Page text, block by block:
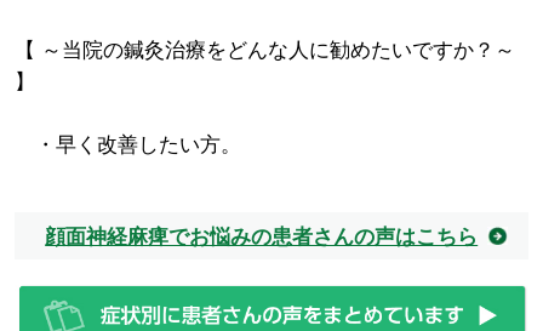
【 ～当院の鍼灸治療をどんな人に勧めたいですか？～
】
・早く改善したい方。
顔面神経麻痺でお悩みの患者さんの声はこちら